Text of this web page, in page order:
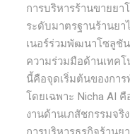
การบริหารร้านขายยา
ระดับมาตรฐานร้านยา
เนอร์ร่วมพัฒนาโซลูชั
ความร่วมมือด้านเทค
นี้คือจุดเริ่มต้นของกา
โดยเฉพาะ Nicha AI
งานด้านเภสัชกรรมจ